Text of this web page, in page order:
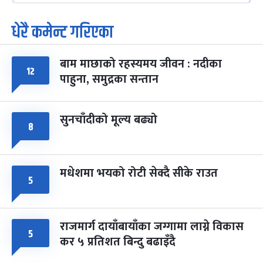
७ पूर्णिमा व्रत
चैत्र ७, २०८३-Mar 21, 2027
८
सोम
फागुपूर्णिमा
चैत्र ८, २०८३-Mar 22, 2027
७ महिना बाँकी
धेरै कमेन्ट गरिएका
१२ बाम माछाको रहस्यमय जीवन : नदीका
पाहुना, समुद्रका सन्तान
८ सुनचाँदीको मूल्य बढ्यो
५ मधेशमा भयको रोटी सेक्दै सीके राउत
५ राजमार्ग दायाँबायाँका जग्गामा लाग्ने विकास
कर ५ प्रतिशत बिन्दु बढाइँदै